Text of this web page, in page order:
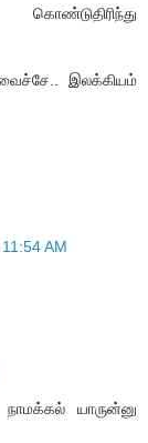
இலக்கியம்
AM
யாருன்னு